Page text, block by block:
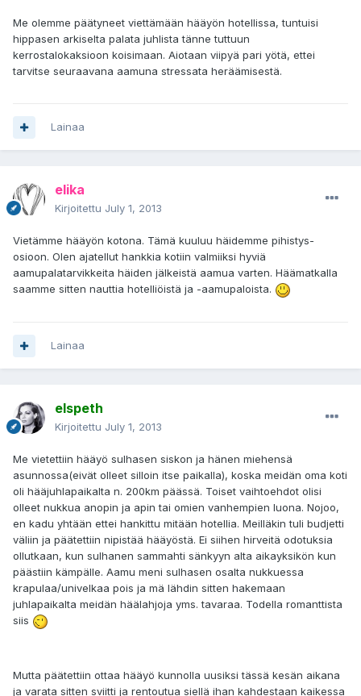
Me olemme päätyneet viettämään hääyön hotellissa, tuntuisi
hippasen arkiselta palata juhlista tänne tuttuun
kerrostalokaksioon koisimaan. Aiotaan viipyä pari yötä, ettei
tarvitse seuraavana aamuna stressata heräämisestä.
Lainaa
elika
Kirjoitettu July 1, 2013
Vietämme hääyön kotona. Tämä kuuluu häidemme pihistys-
osioon. Olen ajatellut hankkia kotiin valmiiksi hyviä
aamupalatarvikkeita häiden jälkeistä aamua varten. Häämatkalla
saamme sitten nauttia hotelliöistä ja -aamupaloista.
Lainaa
elspeth
Kirjoitettu July 1, 2013
Me vietettiin hääyö sulhasen siskon ja hänen miehensä
asunnossa(eivät olleet silloin itse paikalla), koska meidän oma koti
oli hääjuhlapaikalta n. 200km päässä. Toiset vaihtoehdot olisi
olleet nukkua anopin ja apin tai omien vanhempien luona. Nojoo,
en kadu yhtään ettei hankittu mitään hotellia. Meilläkin tuli budjetti
väliin ja päätettiin nipistää hääyöstä. Ei siihen hirveitä odotuksia
ollutkaan, kun sulhanen sammahti sänkyyn alta aikayksikön kun
päästiin kämpälle. Aamu meni sulhasen osalta nukkuessa
krapulaa/univelkaa pois ja mä lähdin sitten hakemaan
juhlapaikalta meidän häälahjoja yms. tavaraa. Todella romanttista
siis
Mutta päätettiin ottaa hääyö kunnolla uusiksi tässä kesän aikana
ja varata sitten sviitti ja rentoutua siellä ihan kahdestaan kaikessa